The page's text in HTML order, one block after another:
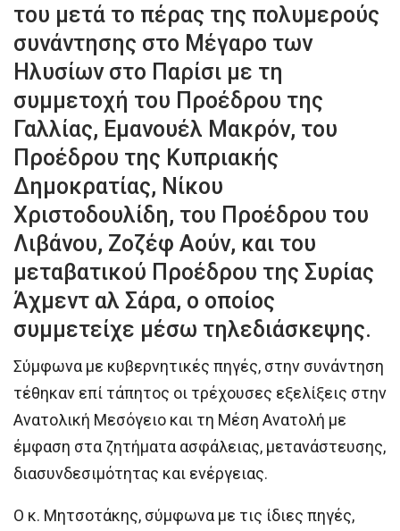
του μετά το πέρας της πολυμερούς
συνάντησης στο Μέγαρο των
Ηλυσίων στο Παρίσι με τη
συμμετοχή του Προέδρου της
Γαλλίας, Εμανουέλ Μακρόν, του
Προέδρου της Κυπριακής
Δημοκρατίας, Νίκου
Χριστοδουλίδη, του Προέδρου του
Λιβάνου, Ζοζέφ Αούν, και του
μεταβατικού Προέδρου της Συρίας
Άχμεντ αλ Σάρα, ο οποίος
συμμετείχε μέσω τηλεδιάσκεψης.
Σύμφωνα με κυβερνητικές πηγές, στην συνάντηση
τέθηκαν επί τάπητος οι τρέχουσες εξελίξεις στην
Ανατολική Μεσόγειο και τη Μέση Ανατολή με
έμφαση στα ζητήματα ασφάλειας, μετανάστευσης,
διασυνδεσιμότητας και ενέργειας.
Ο κ. Μητσοτάκης, σύμφωνα με τις ίδιες πηγές,